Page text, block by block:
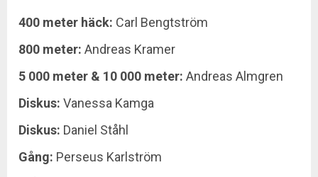
400 meter häck: Carl Bengtström
800 meter: Andreas Kramer
5 000 meter & 10 000 meter: Andreas Almgren
Diskus: Vanessa Kamga
Diskus: Daniel Ståhl
Gång: Perseus Karlström